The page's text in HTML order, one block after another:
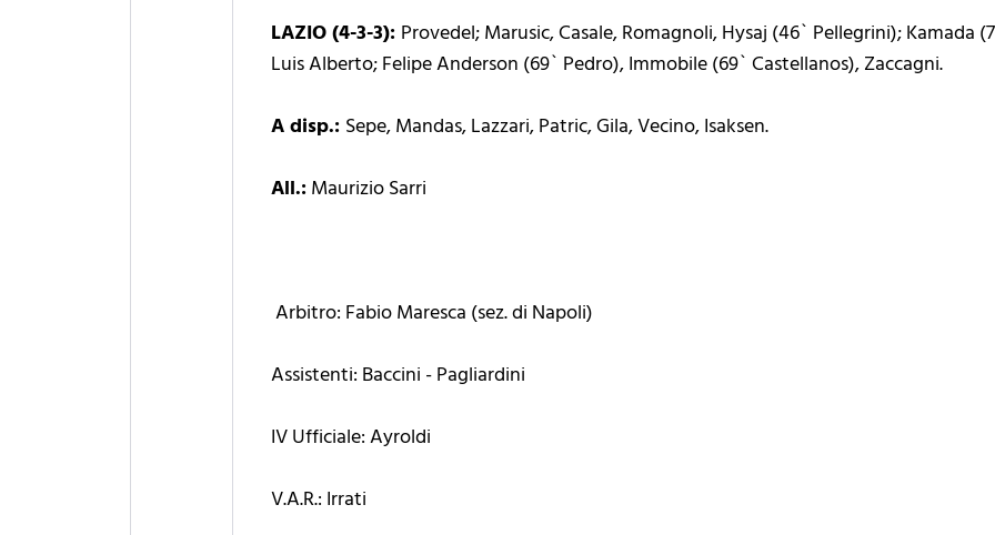
LAZIO (4-3-3): Provedel; Marusic, Casale, Romagnoli, Hysaj (46` Pellegrini); Kamada
Luis Alberto; Felipe Anderson (69` Pedro), Immobile (69` Castellanos), Zaccagni.
A disp.: Sepe, Mandas, Lazzari, Patric, Gila, Vecino, Isaksen.
All.:Maurizio Sarri
Arbitro: Fabio Maresca (sez. di Napoli)
Assistenti: Baccini - Pagliardini
IV Ufficiale: Ayroldi
V.A.R.: Irrati